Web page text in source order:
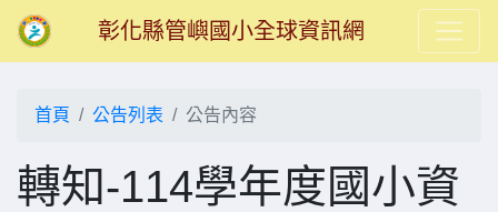
彰化縣管嶼國小全球資訊網
首頁 公告列表 公告內容
轉知-114學年度國小資